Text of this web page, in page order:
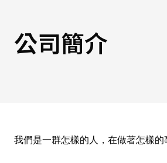
公司簡介
我們是一群怎樣的人，在做著怎樣的